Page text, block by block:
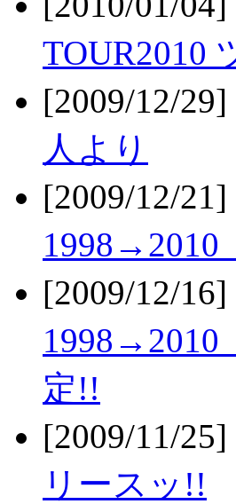
TOUR2010
[2009/12/
人より
[2009/12/
1998→2010
[2009/12/
1998→2010
定!!
[2009/11/
リースッ!!